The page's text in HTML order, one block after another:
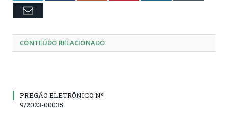
Email
CONTEÚDO RELACIONADO
PREGÃO ELETRÔNICO Nº
9/2023-00035